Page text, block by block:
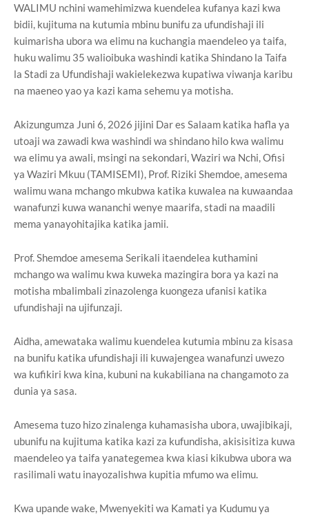
WALIMU nchini wamehimizwa kuendelea kufanya kazi kwa
bidii, kujituma na kutumia mbinu bunifu za ufundishaji ili
kuimarisha ubora wa elimu na kuchangia maendeleo ya taifa,
huku walimu 35 walioibuka washindi katika Shindano la Taifa
la Stadi za Ufundishaji wakielekezwa kupatiwa viwanja karibu
na maeneo yao ya kazi kama sehemu ya motisha.
Akizungumza Juni 6, 2026 jijini Dar es Salaam katika hafla ya
utoaji wa zawadi kwa washindi wa shindano hilo kwa walimu
wa elimu ya awali, msingi na sekondari, Waziri wa Nchi, Ofisi
ya Waziri Mkuu (TAMISEMI), Prof. Riziki Shemdoe, amesema
walimu wana mchango mkubwa katika kuwalea na kuwaandaa
wanafunzi kuwa wananchi wenye maarifa, stadi na maadili
mema yanayohitajika katika jamii.
Prof. Shemdoe amesema Serikali itaendelea kuthamini
mchango wa walimu kwa kuweka mazingira bora ya kazi na
motisha mbalimbali zinazolenga kuongeza ufanisi katika
ufundishaji na ujifunzaji.
Aidha, amewataka walimu kuendelea kutumia mbinu za kisasa
na bunifu katika ufundishaji ili kuwajengea wanafunzi uwezo
wa kufikiri kwa kina, kubuni na kukabiliana na changamoto za
dunia ya sasa.
Amesema tuzo hizo zinalenga kuhamasisha ubora, uwajibikaji,
ubunifu na kujituma katika kazi za kufundisha, akisisitiza kuwa
maendeleo ya taifa yanategemea kwa kiasi kikubwa ubora wa
rasilimali watu inayozalishwa kupitia mfumo wa elimu.
Kwa upande wake, Mwenyekiti wa Kamati ya Kudumu ya